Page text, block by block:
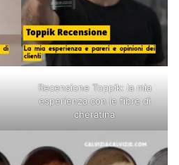
Recensione Toppik: la mia
esperienza con le fibre di
cheratina